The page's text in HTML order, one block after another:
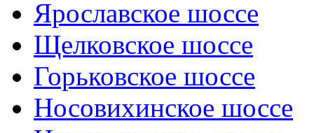
Ярославское шоссе
Щелковское шоссе
Горьковское шоссе
Носовихинское шоссе